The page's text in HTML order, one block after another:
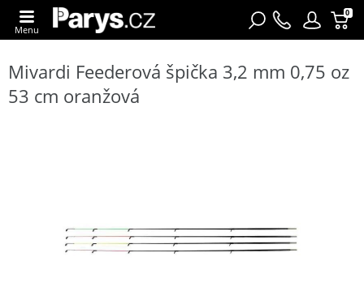
0
Menu
Mivardi Feederová špička 3,2 mm 0,75 oz
53 cm oranžová